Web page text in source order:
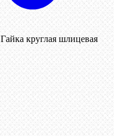
Гайка круглая шлицевая